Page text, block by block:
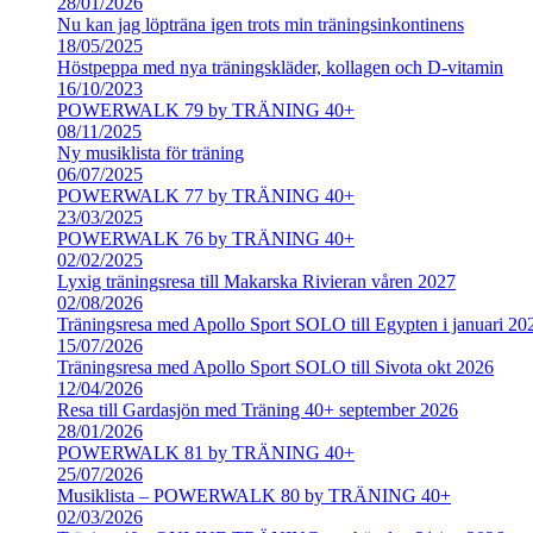
Nu kan jag löpträna igen trots min träningsinkontinens
18/05/2025
Höstpeppa med nya träningskläder, kollagen och D-vitamin
16/10/2023
POWERWALK 79 by TRÄNING 40+
08/11/2025
Ny musiklista för träning
06/07/2025
POWERWALK 77 by TRÄNING 40+
23/03/2025
POWERWALK 76 by TRÄNING 40+
02/02/2025
Lyxig träningsresa till Makarska Rivieran våren 2027
02/08/2026
Träningsresa med Apollo Sport SOLO till Egypten i januari
15/07/2026
Träningsresa med Apollo Sport SOLO till Sivota okt 2026
12/04/2026
Resa till Gardasjön med Träning 40+ september 2026
28/01/2026
POWERWALK 81 by TRÄNING 40+
25/07/2026
Musiklista – POWERWALK 80 by TRÄNING 40+
02/03/2026